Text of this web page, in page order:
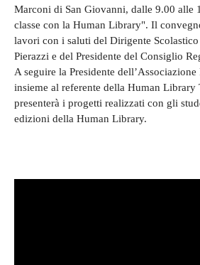
Marconi di San Giovanni, dalle 9.00 alle
classe con la Human Library". Il
lavori con i saluti del Dirigente
Pierazzi e del Presidente del Consiglio
A seguire la Presidente dell’Associazione
insieme al referente della Human Library
presenterà i progetti realizzati con gli
edizioni della Human Library.